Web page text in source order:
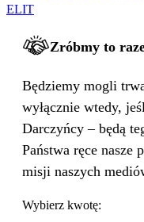
ELIT
Zróbmy to
Będziemy mogli
wyłącznie wtedy,
Darczyńcy – będą
Państwa ręce nasze
misji naszych
Wybierz kwotę: